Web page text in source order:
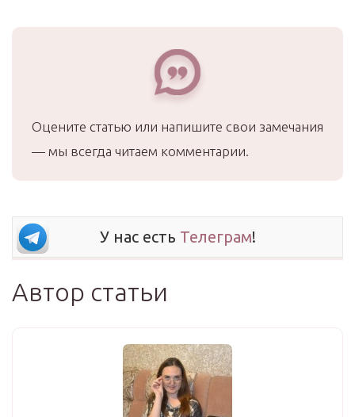
Оцените статью или напишите свои замечания
— мы всегда читаем комментарии.
У нас есть Телеграм!
Автор статьи